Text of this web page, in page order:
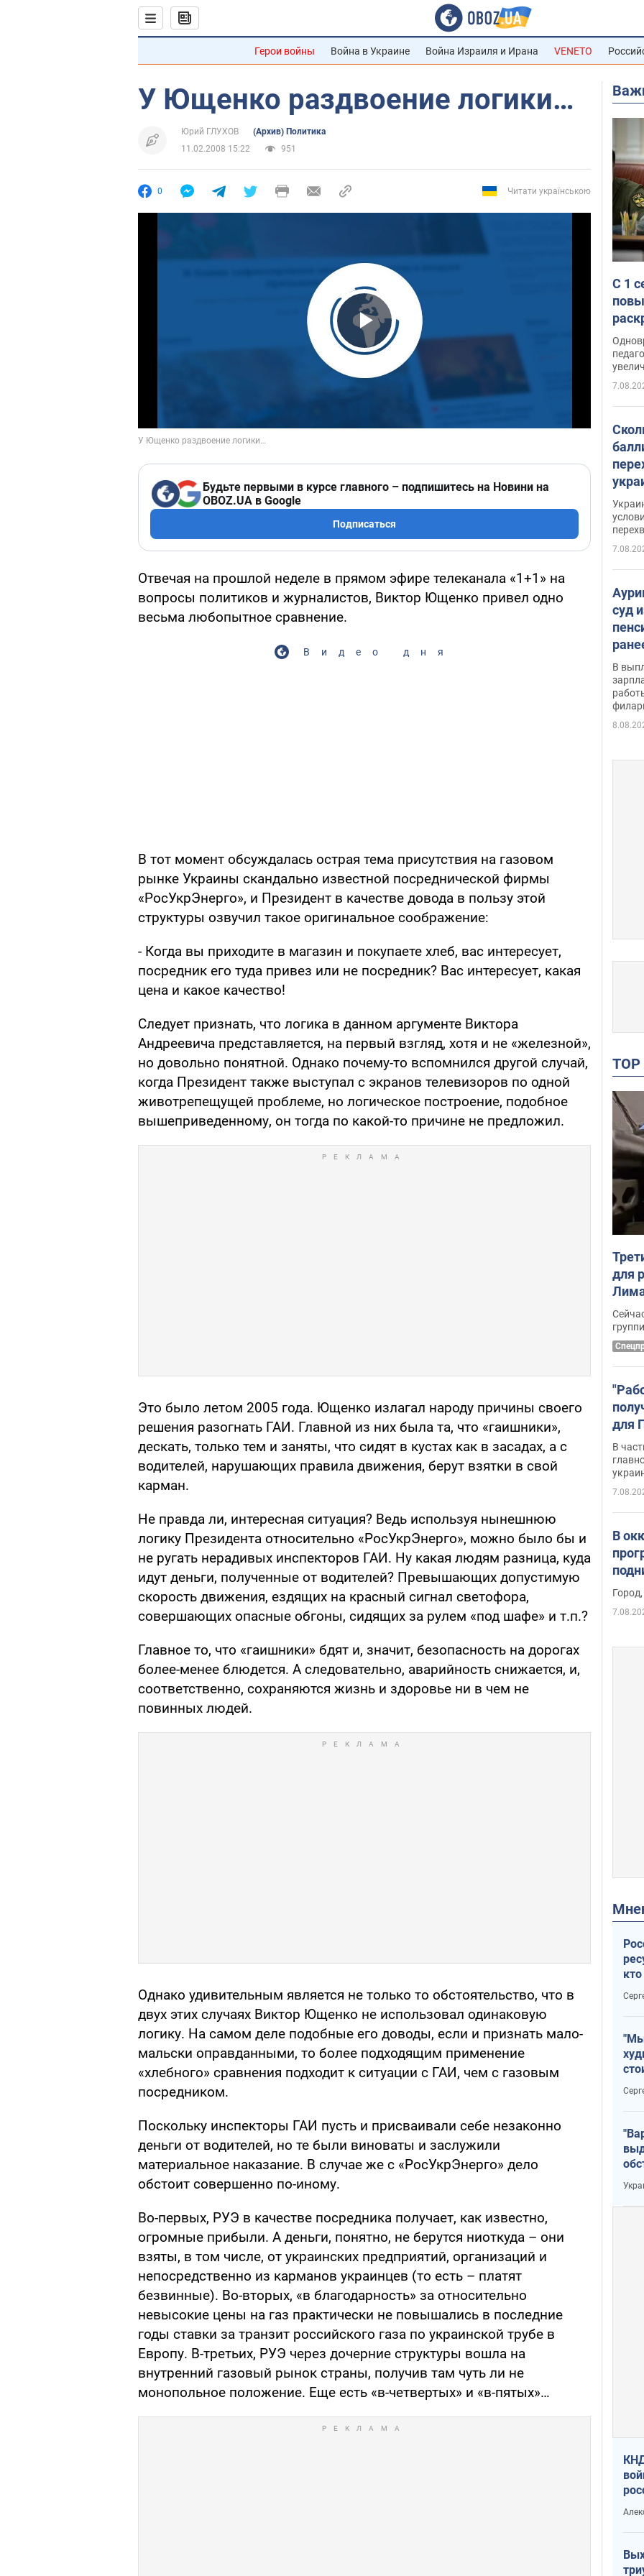
Герои войны Война в Украине Война Израиля и Ирана VENETO
У Ющенко раздвоение логики…
Юрий ГЛУХОВ
(Архив) Политика
11.02.2008 15:22
951
0 Читати українською
Play Video
Будьте первыми в курсе главного – подпишитесь на Новини на
OBOZ.UA в Google
Подписаться
Отвечая на прошлой неделе в прямом эфире телеканала «1+1» на
вопросы политиков и журналистов, Виктор Ющенко привел одно
весьма любопытное сравнение.
Видео дня
В тот момент обсуждалась острая тема присутствия на газовом
рынке Украины скандально известной посреднической фирмы
«РосУкрЭнерго», и Президент в качестве довода в пользу этой
структуры озвучил такое оригинальное соображение:
- Когда вы приходите в магазин и покупаете хлеб, вас интересует,
посредник его туда привез или не посредник? Вас интересует, какая
цена и какое качество!
Следует признать, что логика в данном аргументе Виктора
Андреевича представляется, на первый взгляд, хотя и не «железной»,
но довольно понятной. Однако почему-то вспомнился другой случай,
когда Президент также выступал с экранов телевизоров по одной
животрепещущей проблеме, но логическое построение, подобное
вышеприведенному, он тогда по какой-то причине не предложил.
Это было летом 2005 года. Ющенко излагал народу причины своего
решения разогнать ГАИ. Главной из них была та, что «гаишники»,
дескать, только тем и заняты, что сидят в кустах как в засадах, а с
водителей, нарушающих правила движения, берут взятки в свой
карман.
Не правда ли, интересная ситуация? Ведь используя нынешнюю
логику Президента относительно «РосУкрЭнерго», можно было бы и
не ругать нерадивых инспекторов ГАИ. Ну какая людям разница, куда
идут деньги, полученные от водителей? Превышающих допустимую
скорость движения, ездящих на красный сигнал светофора,
совершающих опасные обгоны, сидящих за рулем «под шафе» и т.п.?
Главное то, что «гаишники» бдят и, значит, безопасность на дорогах
более-менее блюдется. А следовательно, аварийность снижается, и,
соответственно, сохраняются жизнь и здоровье ни в чем не
повинных людей.
Однако удивительным является не только то обстоятельство, что в
двух этих случаях Виктор Ющенко не использовал одинаковую
логику. На самом деле подобные его доводы, если и признать мало-
мальски оправданными, то более подходящим применение
«хлебного» сравнения подходит к ситуации с ГАИ, чем с газовым
посредником.
Поскольку инспекторы ГАИ пусть и присваивали себе незаконно
деньги от водителей, но те были виноваты и заслужили
материальное наказание. В случае же с «РосУкрЭнерго» дело
обстоит совершенно по-иному.
Во-первых, РУЭ в качестве посредника получает, как известно,
огромные прибыли. А деньги, понятно, не берутся ниоткуда – они
взяты, в том числе, от украинских предприятий, организаций и
непосредственно из карманов украинцев (то есть – платят
безвинные). Во-вторых, «в благодарность» за относительно
невысокие цены на газ практически не повышались в последние
годы ставки за транзит российского газа по украинской трубе в
Европу. В-третьих, РУЭ через дочерние структуры вошла на
внутренний газовый рынок страны, получив там чуть ли не
монопольное положение. Еще есть «в-четвертых» и «в-пятых»…
С 1
суд
В
для
для
В
В